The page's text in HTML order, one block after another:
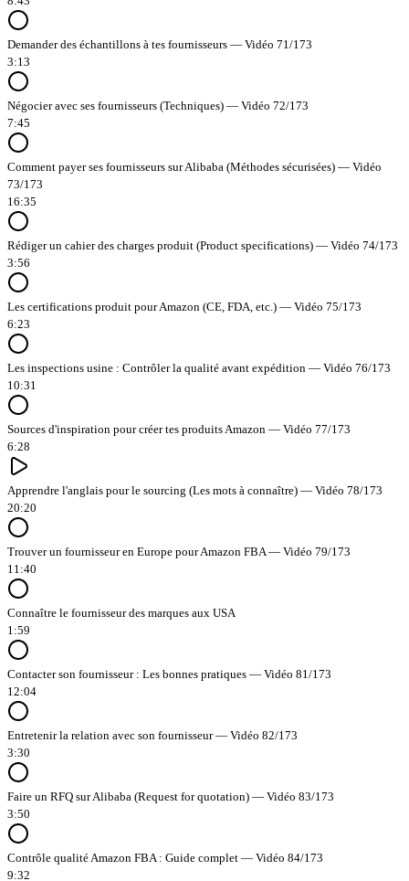
Demander des échantillons à tes fournisseurs — Vidéo 71/173
3:13
Négocier avec ses fournisseurs (Techniques) — Vidéo 72/173
7:45
Comment payer ses fournisseurs sur Alibaba (Méthodes sécurisées) — Vidéo
73/173
16:35
Rédiger un cahier des charges produit (Product specifications) — Vidéo 74/173
3:56
Les certifications produit pour Amazon (CE, FDA, etc.) — Vidéo 75/173
6:23
Les inspections usine : Contrôler la qualité avant expédition — Vidéo 76/173
10:31
Sources d'inspiration pour créer tes produits Amazon — Vidéo 77/173
6:28
Apprendre l'anglais pour le sourcing (Les mots à connaître) — Vidéo 78/173
20:20
Trouver un fournisseur en Europe pour Amazon FBA — Vidéo 79/173
11:40
Connaître le fournisseur des marques aux USA
1:59
Contacter son fournisseur : Les bonnes pratiques — Vidéo 81/173
12:04
Entretenir la relation avec son fournisseur — Vidéo 82/173
3:30
Faire un RFQ sur Alibaba (Request for quotation) — Vidéo 83/173
3:50
Contrôle qualité Amazon FBA : Guide complet — Vidéo 84/173
9:32